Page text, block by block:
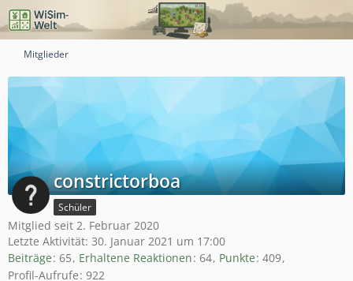
Mitglieder
constrictorboa
Schüler
Mitglied seit 2. Februar 2020
Letzte Aktivität: 30. Januar 2021 um 17:00
Beiträge 65 Erhaltene Reaktionen 64 Punkte 409
Profil-Aufrufe 922